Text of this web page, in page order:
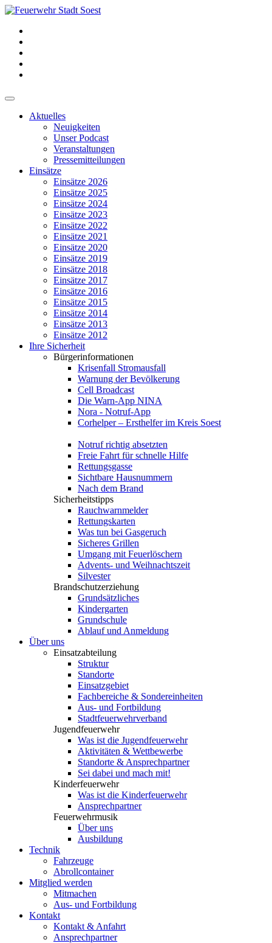
Aktuelles
Neuigkeiten
Unser Podcast
Veranstaltungen
Pressemitteilungen
Einsätze
Einsätze 2026
Einsätze 2025
Einsätze 2024
Einsätze 2023
Einsätze 2022
Einsätze 2021
Einsätze 2020
Einsätze 2019
Einsätze 2018
Einsätze 2017
Einsätze 2016
Einsätze 2015
Einsätze 2014
Einsätze 2013
Einsätze 2012
Ihre Sicherheit
Bürgerinformationen
Krisenfall Stromausfall
Warnung der Bevölkerung
Cell Broadcast
Die Warn-App NINA
Nora - Notruf-App
Corhelper – Ersthelfer im Kreis Soest
Notruf richtig absetzten
Freie Fahrt für schnelle Hilfe
Rettungsgasse
Sichtbare Hausnummern
Nach dem Brand
Sicherheitstipps
Rauchwarnmelder
Rettungskarten
Was tun bei Gasgeruch
Sicheres Grillen
Umgang mit Feuerlöschern
Advents- und Weihnachtszeit
Silvester
Brandschutzerziehung
Grundsätzliches
Kindergarten
Grundschule
Ablauf und Anmeldung
Über uns
Einsatzabteilung
Struktur
Standorte
Einsatzgebiet
Fachbereiche & Sondereinheiten
Aus- und Fortbildung
Stadtfeuerwehrverband
Jugendfeuerwehr
Was ist die Jugendfeuerwehr
Aktivitäten & Wettbewerbe
Standorte & Ansprechpartner
Sei dabei und mach mit!
Kinderfeuerwehr
Was ist die Kinderfeuerwehr
Ansprechpartner
Feuerwehrmusik
Über uns
Ausbildung
Technik
Fahrzeuge
Abrollcontainer
Mitglied werden
Mitmachen
Aus- und Fortbildung
Kontakt
Kontakt & Anfahrt
Ansprechpartner